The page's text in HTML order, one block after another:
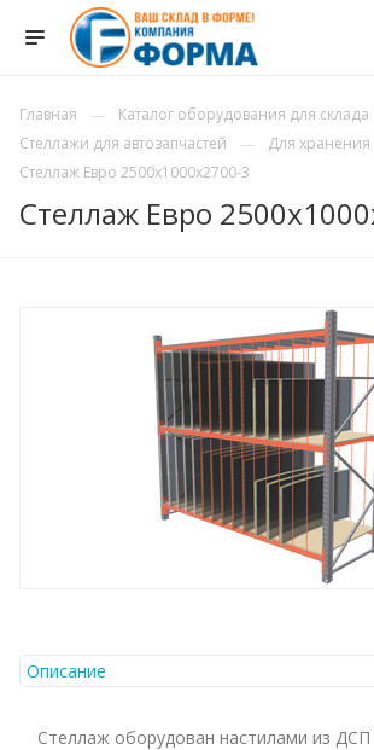
Главная
Каталог оборудования для склада
Стеллажи для автозапчастей
Для хранения
Стеллаж Евро 2500х1000х2700-3
Стеллаж Евро
Описание
Стеллаж оборудован настилами из ДСП